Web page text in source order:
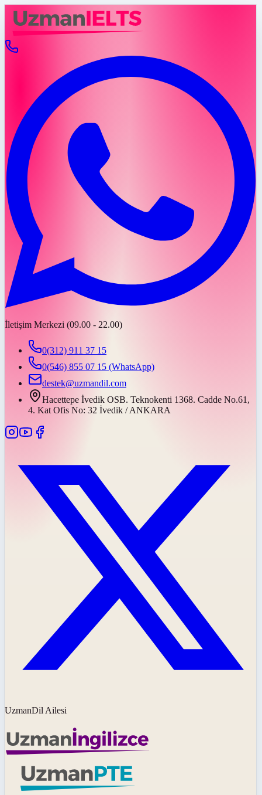
İletişim Merkezi (09.00 - 22.00)
0(312) 911 37 15
0(546) 855 07 15 (WhatsApp)
destek@uzmandil.com
Hacettepe İvedik OSB. Teknokenti 1368. Cadde No.61,
4. Kat Ofis No: 32 İvedik / ANKARA
UzmanDil Ailesi